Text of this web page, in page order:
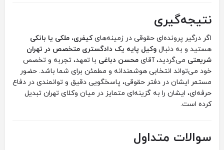
نتیجه‌گیری
اگر درگیر پرونده‌ای حقوقی در زمینه‌هایکیفری، ملکی یا بانکی
هستید و به دنبال وکیل پایه یک دادگستری متخصص در تهران
شریعتی می‌گردید، آقای محسن دباغی با تعهد، تجربه و تخصص
خود می‌تواند انتخابی هوشمندانه و مطمئن برای شما باشد. حضور
مستمر ایشان در دفتر حقوقی، پاسخگویی دقیق و توانمندی در دفاع
حرفه‌ای، ایشان را به گزینه‌ای متمایز در میان وکلای تهران تبدیل
کرده است.
سوالات متداول